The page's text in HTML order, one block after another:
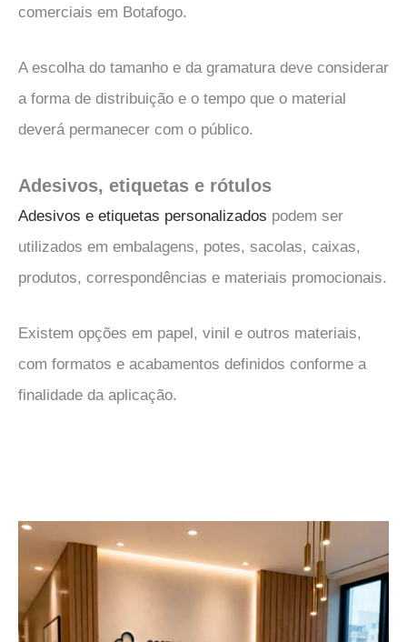
comerciais em Botafogo.
A escolha do tamanho e da gramatura deve considerar
a forma de distribuição e o tempo que o material
deverá permanecer com o público.
Adesivos, etiquetas e rótulos
Adesivos e etiquetas personalizados podem ser
utilizados em embalagens, potes, sacolas, caixas,
produtos, correspondências e materiais promocionais.
Existem opções em papel, vinil e outros materiais,
com formatos e acabamentos definidos conforme a
finalidade da aplicação.